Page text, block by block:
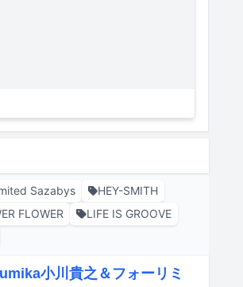
Sazabys
HEY-SMITH
FLOWER
LIFE IS GROOVE
小川貴之＆フォーリミ